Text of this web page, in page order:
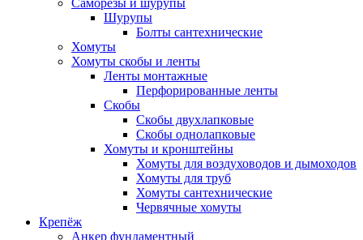
Саморезы и шурупы
Шурупы
Болты сантехнические
Хомуты
Хомуты скобы и ленты
Ленты монтажные
Перфорированные ленты
Скобы
Скобы двухлапковые
Скобы однолапковые
Хомуты и кронштейны
Хомуты для воздуховодов и дымоходов
Хомуты для труб
Хомуты сантехнические
Червячные хомуты
Крепёж
Анкер фундаментный